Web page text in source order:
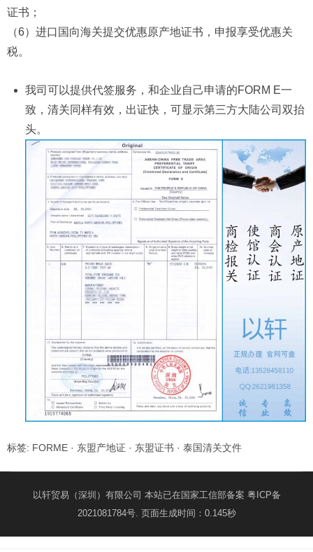
证书；
（6）进口国向海关提交优惠原产地证书，申报享受优惠关
税。
我司可以提供代签服务，和企业自己申请的FORM E一
致，清关同样有效，出证快，可显示第三方大陆公司双抬
头。
标签: FORME · 东盟产地证 · 东盟证书 · 泰国清关文件
以轩贸易（深圳）有限公司 本站已在国家工信部备案 粤ICP备
2021081784号. 页面生成时间：0.145秒